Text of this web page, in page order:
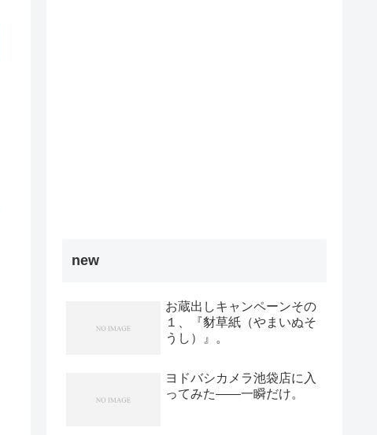
new
お蔵出しキャンペーンその
１、『豺草紙（やまいぬそ
うし）』。
ヨドバシカメラ池袋店に入
ってみた――一瞬だけ。